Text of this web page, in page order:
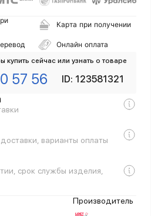
Карта при получении
Онлайн оплата
купить сейчас или узнать о товаре
57 56
ID: 123581321
варианты оплаты
срок службы изделия,
Производитель